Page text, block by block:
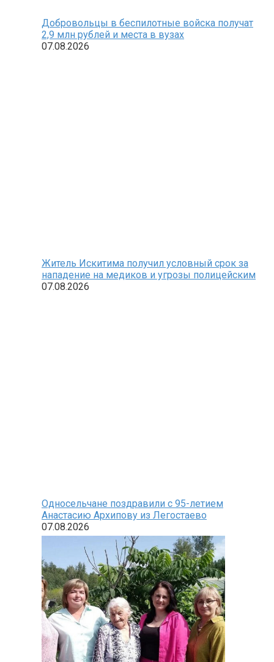
Добровольцы в беспилотные войска получат
2,9 млн рублей и места в вузах
07.08.2026
Житель Искитима получил условный срок за
нападение на медиков и угрозы полицейским
07.08.2026
Односельчане поздравили с 95-летием
Анастасию Архипову из Легостаево
07.08.2026